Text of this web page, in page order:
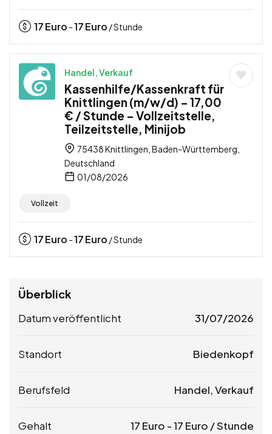
17Euro -17Euro / Stunde
Handel, Verkauf
Kassenhilfe/Kassenkraft für
Knittlingen (m/w/d) – 17,00
€ / Stunde – Vollzeitstelle,
Teilzeitstelle, Minijob
75438 Knittlingen, Baden-Württemberg,
Deutschland
01/08/2026
Vollzeit
17Euro -17Euro / Stunde
Überblick
Datum veröffentlicht 31/07/2026
Standort Biedenkopf
Berufsfeld Handel, Verkauf
Gehalt 17 Euro -17 Euro / Stunde